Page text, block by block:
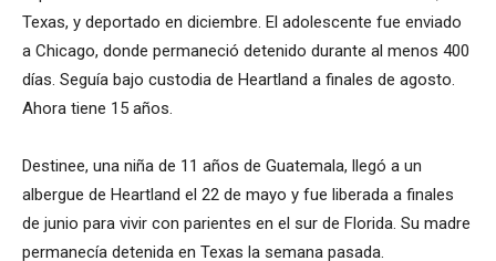
Texas, y deportado en diciembre. El adolescente fue enviado
a Chicago, donde permaneció detenido durante al menos 400
días. Seguía bajo custodia de Heartland a finales de agosto.
Ahora tiene 15 años.
Destinee, una niña de 11 años de Guatemala, llegó a un
albergue de Heartland el 22 de mayo y fue liberada a finales
de junio para vivir con parientes en el sur de Florida. Su madre
permanecía detenida en Texas la semana pasada.